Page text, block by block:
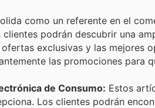
como un referente en el
podrán descubrir una
exclusivas y las mejores
las promociones para
de Consumo: Estos
Los clientes podrán